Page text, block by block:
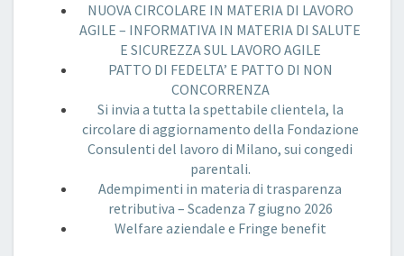
NUOVA CIRCOLARE IN MATERIA DI LAVORO
AGILE – INFORMATIVA IN MATERIA DI SALUTE
E SICUREZZA SUL LAVORO AGILE
PATTO DI FEDELTA’ E PATTO DI NON
CONCORRENZA
Si invia a tutta la spettabile clientela, la
circolare di aggiornamento della Fondazione
Consulenti del lavoro di Milano, sui congedi
parentali.
Adempimenti in materia di trasparenza
retributiva – Scadenza 7 giugno 2026
Welfare aziendale e Fringe benefit